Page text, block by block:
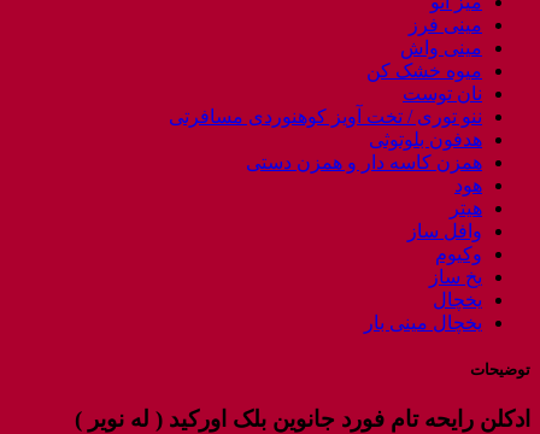
مینی فرز
مینی واش
میوه خشک کن
نان توست
ننو توری / تخت آویز کوهنوردی مسافرتی
هدفون بلوتوثی
همزن کاسه دار و همزن دستی
هود
هیتر
وافل ساز
وکیوم
یخ ساز
یخچال
یخچال مینی بار
توضیحات
ادکلن رایحه تام فورد جانوین بلک اورکید ( له نویر )